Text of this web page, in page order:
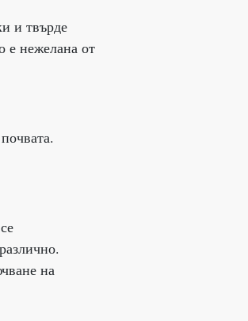
и твърде
е нежелана от
на